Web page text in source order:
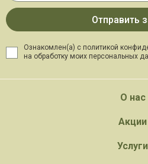
Ознакомлен(а) с политикой
на обработку моих персональных
О нас
Акции
Услуги